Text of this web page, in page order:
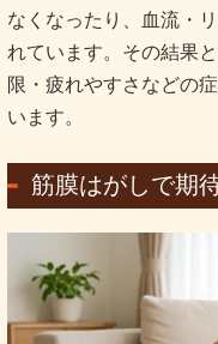
なくなったり、血流・
れています。その結果
限・疲れやすさなどの
います。
筋膜はがしで期